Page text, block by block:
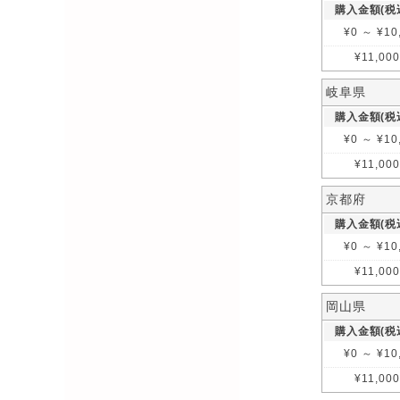
購入金額(税
¥0 ～ ¥
¥11,000
岐阜県
購入金額(税
¥0 ～ ¥
¥11,000
京都府
購入金額(税
¥0 ～ ¥
¥11,000
岡山県
購入金額(税
¥0 ～ ¥
¥11,000